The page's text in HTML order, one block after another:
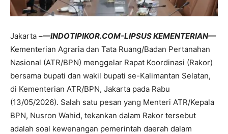
Jakarta –—INDOTIPIKOR.COM-LIPSUS KEMENTERIAN—
Kementerian Agraria dan Tata Ruang/Badan Pertanahan
Nasional (ATR/BPN) menggelar Rapat Koordinasi (Rakor)
bersama bupati dan wakil bupati se-Kalimantan Selatan,
di Kementerian ATR/BPN, Jakarta pada Rabu
(13/05/2026). Salah satu pesan yang Menteri ATR/Kepala
BPN, Nusron Wahid, tekankan dalam Rakor tersebut
adalah soal kewenangan pemerintah daerah dalam